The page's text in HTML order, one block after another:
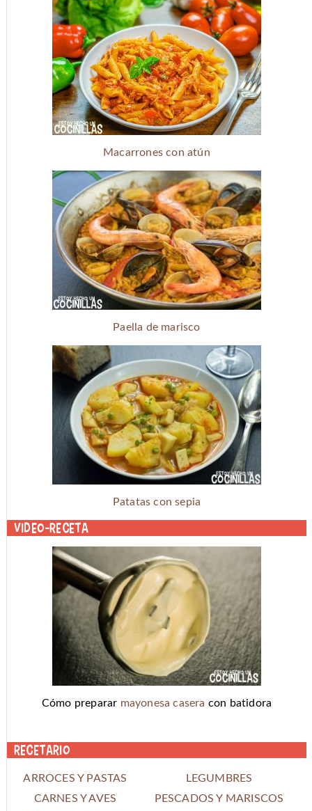
Macarrones con atún
Paella de marisco
Patatas con sepia
Video-receta
Cómo preparar mayonesa casera con batidora
Recetario
ARROCES Y PASTAS
LEGUMBRES
CARNES Y AVES
PESCADOS Y MARISCOS